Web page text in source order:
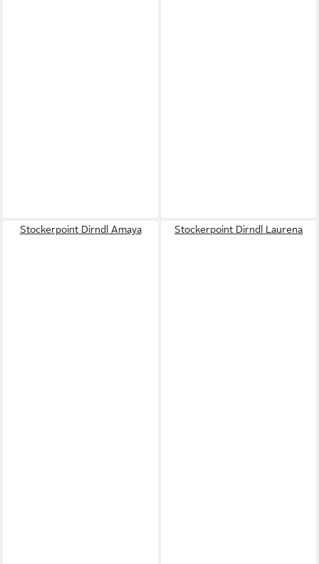
Stockerpoint Dirndl Amaya Stockerpoint Dirndl Laurena